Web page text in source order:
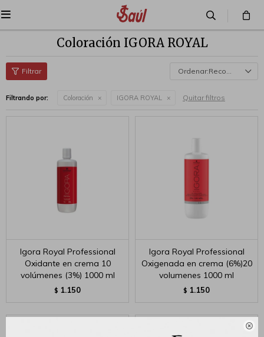


Coloración IGORA ROYAL
Recomendados
Filtrando por: Coloración IGORA ROYAL Quitar filtros
Igora Royal Professional
Oxidante en crema 10
volúmenes (3%) 1000 ml
$ 1.150
Igora Royal Professional
Oxigenada en crema (6%)20
volumenes 1000 ml
$ 1.150